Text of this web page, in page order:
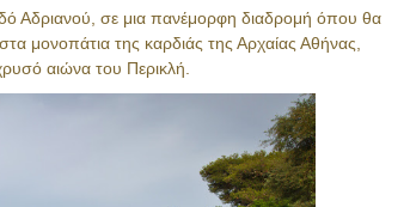
Αδριανού, σε μια πανέμορφη διαδρομή όπου θα
μονοπάτια της καρδιάς της Αρχαίας Αθήνας,
αιώνα του Περικλή.